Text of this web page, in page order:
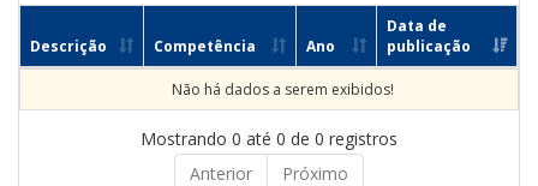
Descrição Competência Ano
Data de
publicação
Não há dados a serem exibidos!
Mostrando 0 até 0 de 0 registros
Anterior
Próximo